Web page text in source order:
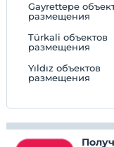
Gayrettepe
размещения
Türkali объектов
размещения
Yıldız объектов
размещения